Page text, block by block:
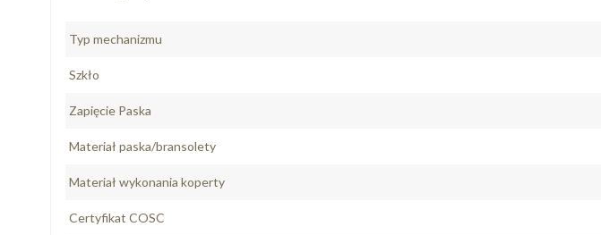
Typ mechanizmu
Szkło
Zapięcie Paska
Materiał paska/bransolety
Materiał wykonania koperty
Certyfikat COSC